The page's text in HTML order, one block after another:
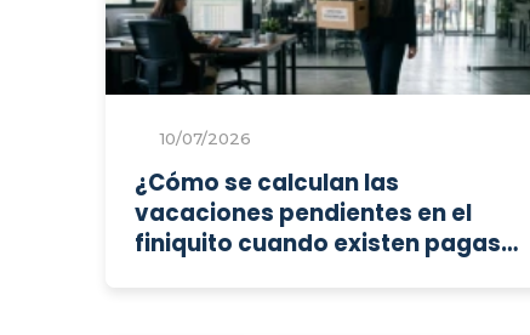
10/07/2026
¿Cómo se calculan las
vacaciones pendientes en el
finiquito cuando existen pagas